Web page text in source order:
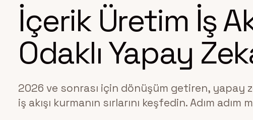
İçerik Üretim İş
Odaklı Yapay
2026 ve sonrası için dönüşüm getiren, yapay
iş akışı kurmanın sırlarını keşfedin. Adım